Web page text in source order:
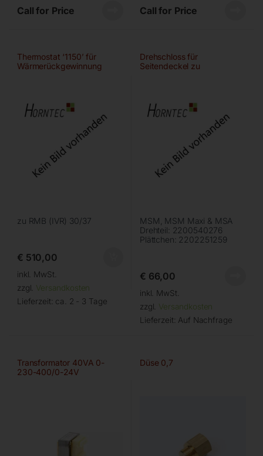
Call for Price Call for Price
Thermostat ‘1150’ für
Wärmerückgewinnung
zu RMB (IVR) 30/37
€ 510,00
inkl. MwSt.
zzgl. Versandkosten
Lieferzeit: ca. 2 - 3 Tage
Drehschloss für
Seitendeckel zu
MSM, MSM Maxi & MSA
Drehteil: 2200540276
Plättchen: 2202251259
€ 66,00
inkl. MwSt.
zzgl. Versandkosten
Lieferzeit: Auf Nachfrage
Transformator 40VA 0-
230-400/0-24V
Düse 0,7